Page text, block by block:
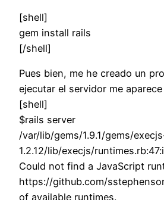
[shell]
gem install rails
[/shell]
Pues bien, me he creado un
ejecutar el servidor me
[shell]
$rails server
/var/lib/gems/1.9.1/gems/
1.2.12/lib/execjs/
Could not find a JavaScript
https://github.com/
of available runtimes.